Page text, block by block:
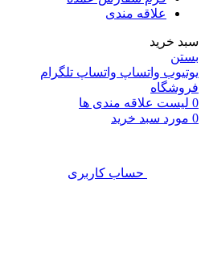
علاقه مندی
سبد خرید
بستن
یوتیوب واتساپ واتساپ تلگرام
فروشگاه
0 لیست علاقه مندی ها
0 مورد سبد خرید
حساب کاربری